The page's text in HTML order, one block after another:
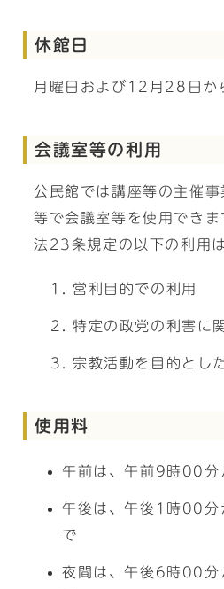
休館日
月曜日および12月28日か
会議室等の利用
公民館では講座等の主催
等で会議室等を使用でき
法23条規定の以下の利用
営利目的での利用
特定の政党の利害に
宗教活動を目的とし
使用料
午前は、午前9時00分
午後は、午後1時00
で
夜間は、午後6時00